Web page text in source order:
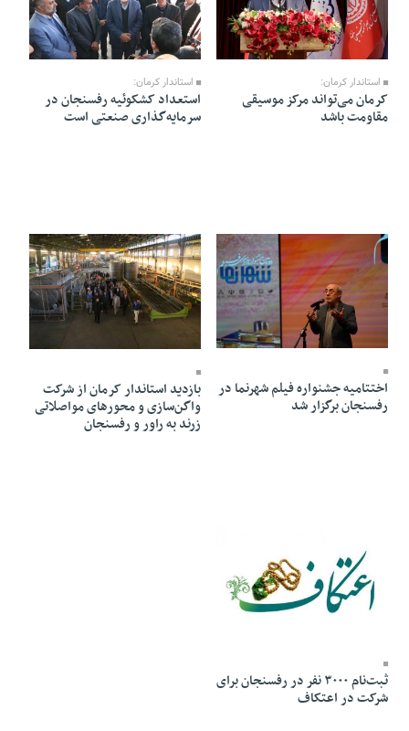
26 Dey 1403 - 14:24
استاندار کرمان:
کرمان می‌تواند مرکز موسیقی
مقاومت باشد
26 Dey 1403 - 11:40
استاندار کرمان:
استعداد کشکوئیه رفسنجان در
سرمایه‌گذاری صنعتی است
23 Dey 1403 - 11:48
اختتامیه جشنواره فیلم شهرنما در
رفسنجان برگزار شد
بازدید استاندار کرمان از شرکت
واگن‌سازی و محورهای مواصلاتی
زرند به راور و رفسنجان
ثبت‌نام ۳۰۰۰ نفر در رفسنجان برای
شرکت در اعتکاف